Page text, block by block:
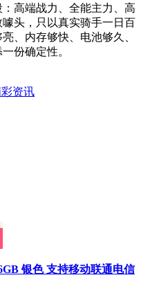
高端战力、全能主力、高
头，只以真实骑手一日百
、内存够快、电池够久、
份确定性。
资讯
银色 支持移动联通电信